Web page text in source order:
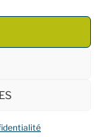
Communications